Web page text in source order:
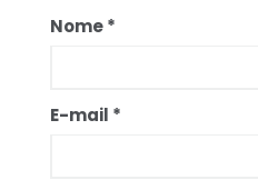
Nome*
E-mail *